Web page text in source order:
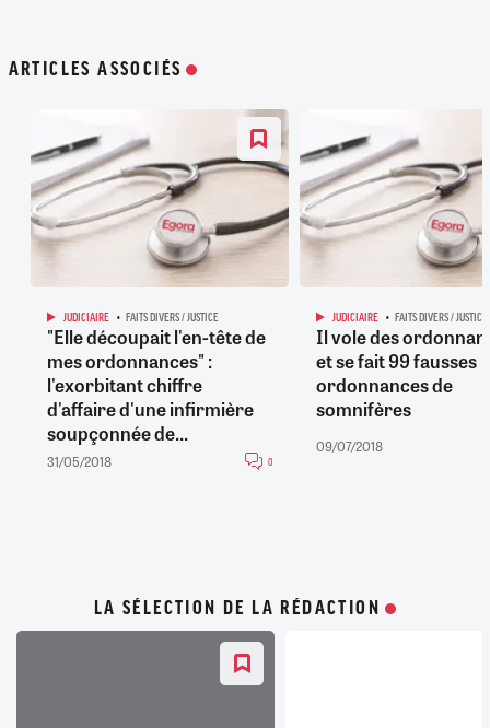
ARTICLES ASSOCIÉS
JUDICIAIRE FAITS DIVERS / JUSTICE
"Elle découpait l'en-tête de
mes ordonnances" :
l'exorbitant chiffre
d'affaire d'une infirmière
soupçonnée de...
31/05/2018 0
JUDICIAIRE FAITS DIVERS / JUSTICE
Il vole des
et se fait 99 fausses
ordonnances de
somnifères
09/07/2018
LA SÉLECTION DE LA RÉDACTION